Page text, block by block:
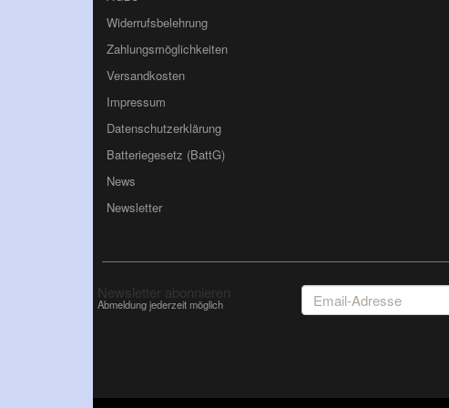
Widerrufsbelehrung
Zahlungsmöglichkeiten
Versandkosten
Impressum
Datenschutzerklärung
Batteriegesetz (BattG)
News
Newsletter
Newsletter abonnieren
Abmeldung jederzeit möglich
Email-
Adresse